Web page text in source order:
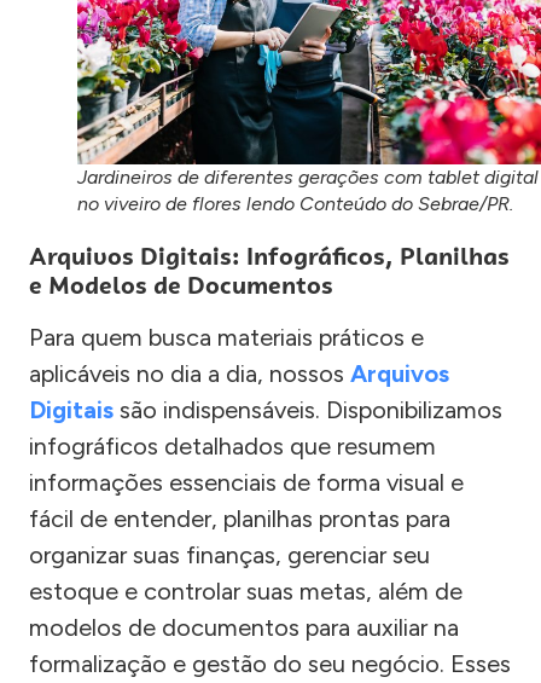
Jardineiros de diferentes gerações com tablet digital
no viveiro de flores lendo Conteúdo do Sebrae/PR.
Arquivos Digitais: Infográficos, Planilhas
e Modelos de Documentos
Para quem busca materiais práticos e
aplicáveis no dia a dia, nossos Arquivos
Digitais são indispensáveis. Disponibilizamos
infográficos detalhados que resumem
informações essenciais de forma visual e
fácil de entender, planilhas prontas para
organizar suas finanças, gerenciar seu
estoque e controlar suas metas, além de
modelos de documentos para auxiliar na
formalização e gestão do seu negócio. Esses